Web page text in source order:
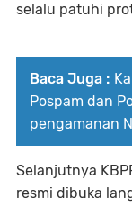
selalu patuhi
Baca Juga :
Pospam dan
pengamanan
Selanjutnya
resmi dibuka